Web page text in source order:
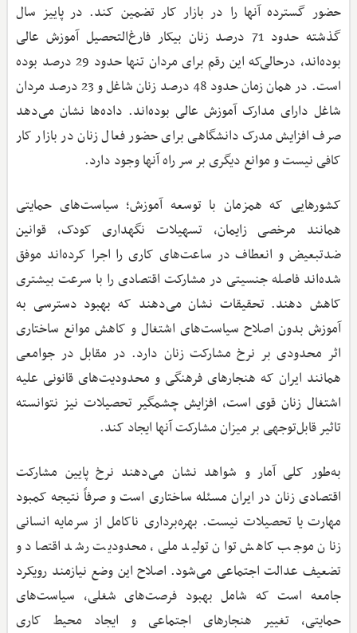
حضور گسترده آنها را در بازار کار تضمین کند. در پاییز سال
گذشته حدود 71 درصد زنان بیکار فارغ‌التحصیل آموزش عالی
بوده‌اند، درحالی‌که این رقم برای مردان تنها حدود 29 درصد بوده
است. در همان زمان حدود 48 درصد زنان شاغل و 23 درصد مردان
شاغل دارای مدارک آموزش عالی بوده‌اند. داده‌ها نشان می‌دهد
صرف افزایش مدرک دانشگاهی برای حضور فعال زنان در بازار کار
کافی نیست و موانع دیگری بر سر راه آنها وجود دارد.
کشورهایی که همزمان با توسعه آموزش؛ سیاست‌های حمایتی
همانند مرخصی زایمان، تسهیلات نگهداری کودک، قوانین
ضدتبعیض و انعطاف در ساعت‌های کاری را اجرا کرده‌اند موفق
شده‌اند فاصله جنسیتی در مشارکت اقتصادی را با سرعت بیشتری
کاهش دهند. تحقیقات نشان می‌دهند که بهبود دسترسی به
آموزش بدون اصلاح سیاست‌های اشتغال و کاهش موانع ساختاری
اثر محدودی بر نرخ مشارکت زنان دارد. در مقابل در جوامعی
همانند ایران که هنجارهای فرهنگی و محدودیت‌های قانونی علیه
اشتغال زنان قوی است، افزایش چشمگیر تحصیلات نیز نتوانسته
تاثیر قابل‌توجهی بر میزان مشارکت آنها ایجاد کند.
به‌طور کلی آمار و شواهد نشان می‌دهند نرخ پایین مشارکت
اقتصادی زنان در ایران مسئله ساختاری است و صرفاً نتیجه کمبود
مهارت یا تحصیلات نیست. بهره‌برداری ناکامل از سرمایه انسانی
زنان موجب کاهش توان تولید ملی، محدودیت رشد اقتصاد و
تضعیف عدالت اجتماعی می‌شود. اصلاح این وضع نیازمند رویکرد
جامعه است که شامل بهبود فرصت‌های شغلی، سیاست‌های
حمایتی، تغییر هنجارهای اجتماعی و ایجاد محیط کاری